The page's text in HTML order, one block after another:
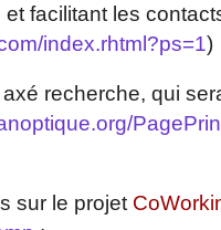
facilitant les
index.rhtml?ps=1)
recherche, qui
sur le projet